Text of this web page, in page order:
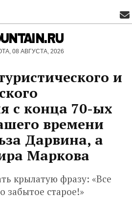
08 АВГУСТА, 2026
и
с конца 70-ых
времени
Дарвина, а
Маркова
крылатую фразу: «Все
забытое старое!»